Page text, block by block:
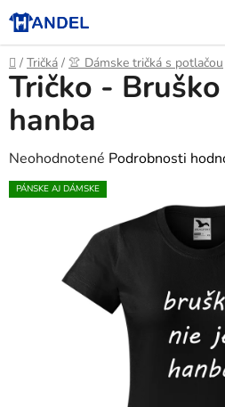
Prejsť
na
obsah
Domov
/ Tričká / 👚 Dámske tričká s potlačou
Tričko -
hanba
Priemerné
hodnotenie
Neohodnotené Podrobnosti
PÁNSKE AJ DÁMSKE